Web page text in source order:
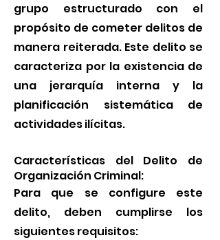
grupo estructurado con el
propósito de cometer delitos de
manera reiterada. Este delito se
caracteriza por la existencia de
una jerarquía interna y la
planificación sistemática de
actividades ilícitas.
Características del Delito de
Organización Criminal:
Para que se configure este
delito, deben cumplirse los
siguientes requisitos: